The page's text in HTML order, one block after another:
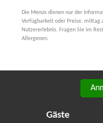
Die Menüs dienen nur der
Verfügbarkeit oder Preise.
Nutzererlebnis. Fragen Sie im
Allergenen.
Gäste